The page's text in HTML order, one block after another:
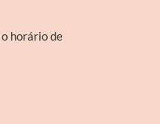
horário de